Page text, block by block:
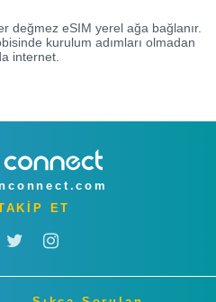
değmez eSIM yerel ağa bağlanır.
kurulum adımları olmadan
internet.
ET